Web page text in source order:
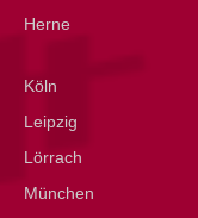
Herne
Köln
Leipzig
Lörrach
München